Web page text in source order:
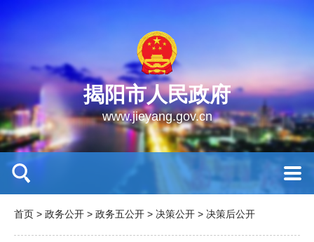
揭阳市人民政府
www.jieyang.gov.cn
首页 > 政务公开 > 政务五公开 > 决策公开 > 决策后公开